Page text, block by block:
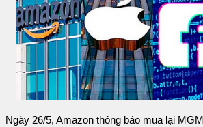
Ngày 26/5, Amazon thông báo mua lại